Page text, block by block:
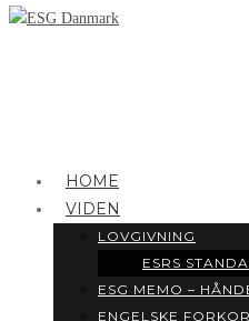
HOME
VIDEN
LOVGIVNING
ESRS
ESG MEMO –
ENGELSKE